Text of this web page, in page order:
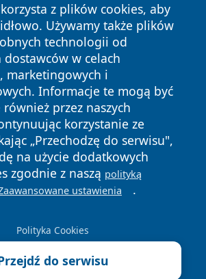
z plików cookies, aby
Używamy także plików
technologii od
dostawców w celach
marketingowych i
Informacje te mogą być
przez naszych
korzystanie ze
„Przechodzę do serwisu",
na użycie dodatkowych
zgodnie z naszą polityką
ustawienia .
Polityka Cookies
do serwisu
Wszystkie prawa
Polityka
Prywatności
Polityka
Cookies